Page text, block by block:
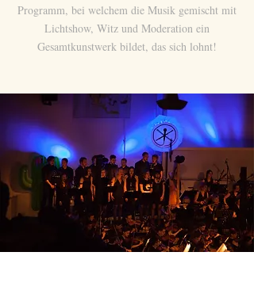
Programm, bei welchem die Musik gemischt mit
Lichtshow, Witz und Moderation ein
Gesamtkunstwerk bildet, das sich lohnt!